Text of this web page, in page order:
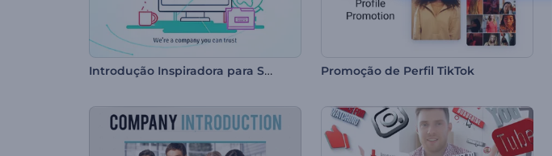
Introdução Inspiradora para Serviços ou Empresas Promoção de Perfil TikTok